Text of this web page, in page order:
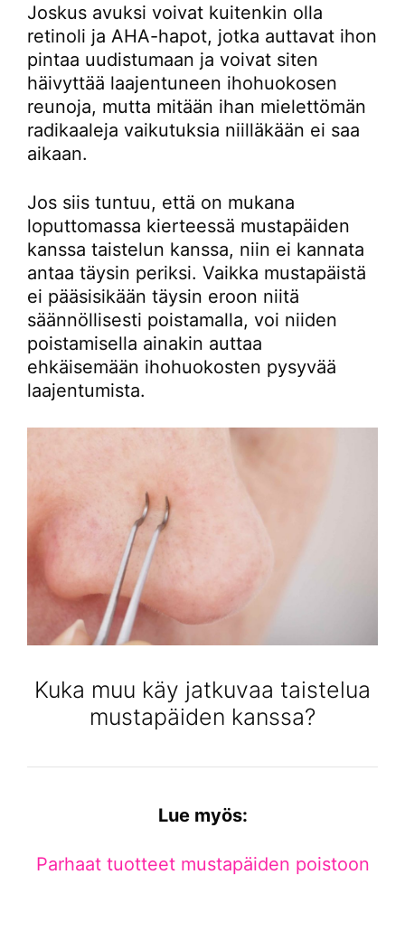
Joskus avuksi voivat kuitenkin olla
retinoli ja AHA-hapot, jotka auttavat ihon
pintaa uudistumaan ja voivat siten
häivyttää laajentuneen ihohuokosen
reunoja, mutta mitään ihan mielettömän
radikaaleja vaikutuksia niilläkään ei saa
aikaan.
Jos siis tuntuu, että on mukana
loputtomassa kierteessä mustapäiden
kanssa taistelun kanssa, niin ei kannata
antaa täysin periksi. Vaikka mustapäistä
ei pääsisikään täysin eroon niitä
säännöllisesti poistamalla, voi niiden
poistamisella ainakin auttaa
ehkäisemään ihohuokosten pysyvää
laajentumista.
Kuka muu käy jatkuvaa taistelua
mustapäiden kanssa?
Lue myös:
Parhaat tuotteet mustapäiden poistoon